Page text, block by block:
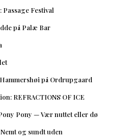
Festival
på Palæ Bar
på Ordrupgaard
REFRACTIONS OF ICE
Pony — Vær nuttet eller dø
og sundt uden